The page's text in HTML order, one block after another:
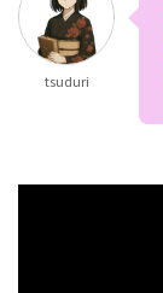
tsuduri